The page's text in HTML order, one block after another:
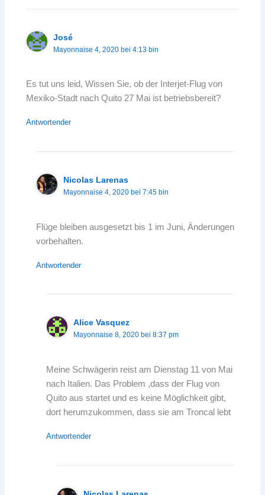
José
Mayonnaise 4, 2020 bei 4:13 bin
Es tut uns leid, Wissen Sie, ob der Interjet-Flug von
Mexiko-Stadt nach Quito 27 Mai ist betriebsbereit?
Antwortender
Nicolas Larenas
Mayonnaise 4, 2020 bei 7:45 bin
Flüge bleiben ausgesetzt bis 1 im Juni, Änderungen
vorbehalten.
Antwortender
Alice Vasquez
Mayonnaise 8, 2020 bei 8:37 pm
Meine Schwägerin reist am Dienstag 11 von Mai
nach Italien. Das Problem ,dass der Flug von
Quito aus startet und es keine Möglichkeit gibt,
dort herumzukommen, dass sie am Troncal lebt
Antwortender